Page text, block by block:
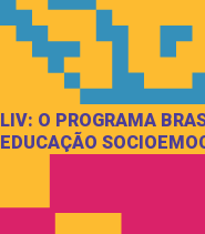
LIV: O PROGRAMA
EDUCAÇÃO